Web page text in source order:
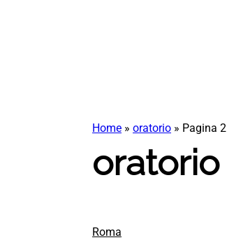
Home » oratorio » Pagina 2
oratorio
Roma